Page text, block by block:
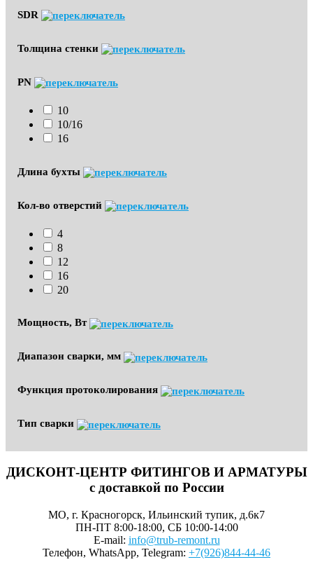
SDR
Толщина стенки
PN
10
10/16
16
Длина бухты
Кол-во отверстий
4
8
12
16
20
Мощность, Вт
Диапазон сварки, мм
Функция протоколирования
Тип сварки
ДИСКОНТ-ЦЕНТР ФИТИНГОВ И АРМАТУРЫ
с доставкой по России
МО, г. Красногорск, Ильинский тупик, д.6к7
ПН-ПТ 8:00-18:00, СБ 10:00-14:00
E-mail: info@trub-remont.ru
Телефон, WhatsApp, Telegram: +7(926)844-44-46